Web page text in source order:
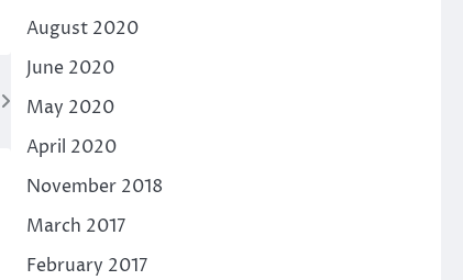
August 2020
June 2020
May 2020
April 2020
November 2018
March 2017
February 2017